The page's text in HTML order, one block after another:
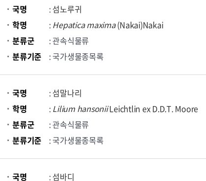
국명 :섬노루귀
학명
:Hepaticamaxima(Nakai)Nakai
분류군
: 관속식물류
분류기준
: 국가생물종목록
국명 :섬말나리
학명
:Lilium hansoniiLeichtlin ex D.D.T. Moore
분류군
: 관속식물류
분류기준
: 국가생물종목록
국명 :섬바디